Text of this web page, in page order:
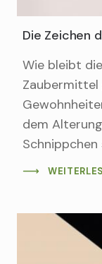
Die Zeichen
Wie bleibt
Zaubermittel
dem
Schnippchen